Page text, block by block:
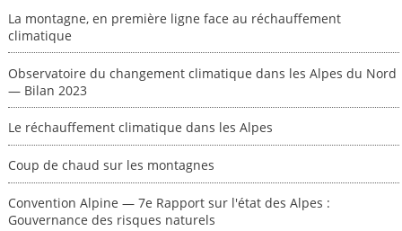
La montagne, en première ligne face au réchauffement
climatique
Observatoire du changement climatique dans les Alpes du Nord
— Bilan 2023
Le réchauffement climatique dans les Alpes
Coup de chaud sur les montagnes
Convention Alpine — 7e Rapport sur l'état des Alpes :
Gouvernance des risques naturels